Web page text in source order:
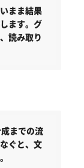
まま結果
ます。グ
読み取り
までの流
ぐと、文